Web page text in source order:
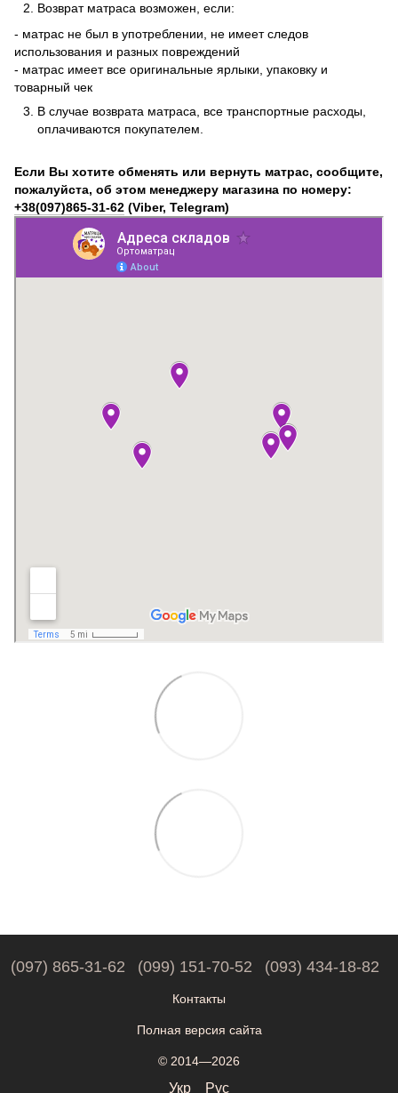
Возврат матраса возможен, если:
- матрас не был в употреблении, не имеет следов
использования и разных повреждений
- матрас имеет все оригинальные ярлыки, упаковку и
товарный чек
В случае возврата матраса, все транспортные расходы,
оплачиваются покупателем.
Если Вы хотите обменять или вернуть матрас, сообщите,
пожалуйста, об этом менеджеру магазина по номеру:
+38(097)865-31-62 (Viber, Telegram)
(097) 865-31-62 (099) 151-70-52 (093) 434-18-82
Контакты
Полная версия сайта
© 2014—2026
Укр Рус